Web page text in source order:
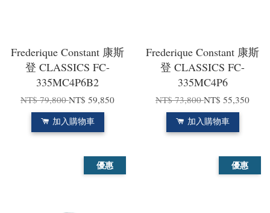
Frederique Constant 康斯
登 CLASSICS FC-
335MC4P6B2
NT$ 79,800NT$ 59,850
加入購物車
Frederique Constant 康斯
登 CLASSICS FC-
335MC4P6
NT$ 73,800NT$ 55,350
加入購物車
優惠 優惠